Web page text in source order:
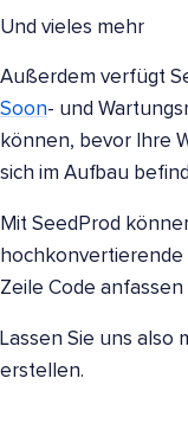
Und vieles mehr
Außerdem verfügt
Soon- und
können, bevor Ihre
sich im Aufbau
Mit SeedProd
Zeile Code anfassen
Lassen Sie uns also
erstellen.